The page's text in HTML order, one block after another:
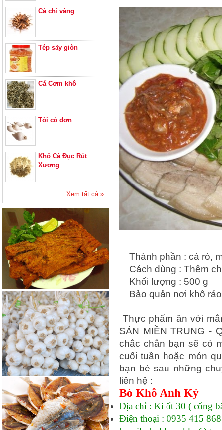
Cá chỉ vàng
Tép sấy giòn
Cá Cơm khô
Tỏi cô đơn
Khô Cá Đục Rút
Xương
Xem tất cả »
Thành phần : cá rò,
Cách dùng : Thêm
Khối lượng : 500 g
Bảo quản nơi khô
Thực phẩm ăn với
SẢN MIỀN TRUNG -
chắc chắn bạn sẽ có
cuối tuần hoặc món
bạn bè sau những
liên hệ :
Bò Khô Anh Ký
Địa chỉ : Ki ốt 30 ( cổng
Điện thoại : 0935 415 868